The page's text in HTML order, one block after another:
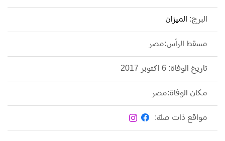
البرج: الميزان
مسقط الرأس:مصر
تاريخ الوفاة: 6 اكتوبر 2017
مكان الوفاة:مصر
مواقع ذات صلة: